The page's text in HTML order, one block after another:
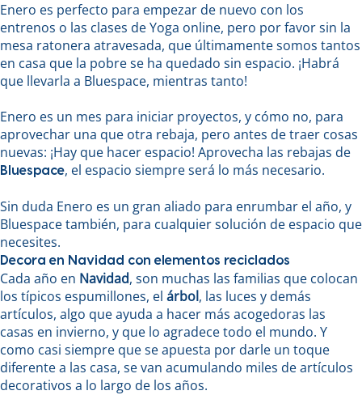
Enero es perfecto para empezar de nuevo con los
entrenos o las clases de Yoga online, pero por favor sin la
mesa ratonera atravesada, que últimamente somos tantos
en casa que la pobre se ha quedado sin espacio. ¡Habrá
que llevarla a Bluespace, mientras tanto!
Enero es un mes para iniciar proyectos, y cómo no, para
aprovechar una que otra rebaja, pero antes de traer cosas
nuevas: ¡Hay que hacer espacio! Aprovecha las rebajas de
Bluespace, el espacio siempre será lo más necesario.
Sin duda Enero es un gran aliado para enrumbar el año, y
Bluespace también, para cualquier solución de espacio que
necesites.
Decora en Navidad con elementos reciclados
Cada año en Navidad, son muchas las familias que colocan
los típicos espumillones, el árbol, las luces y demás
artículos, algo que ayuda a hacer más acogedoras las
casas en invierno, y que lo agradece todo el mundo. Y
como casi siempre que se apuesta por darle un toque
diferente a las casa, se van acumulando miles de artículos
decorativos a lo largo de los años.